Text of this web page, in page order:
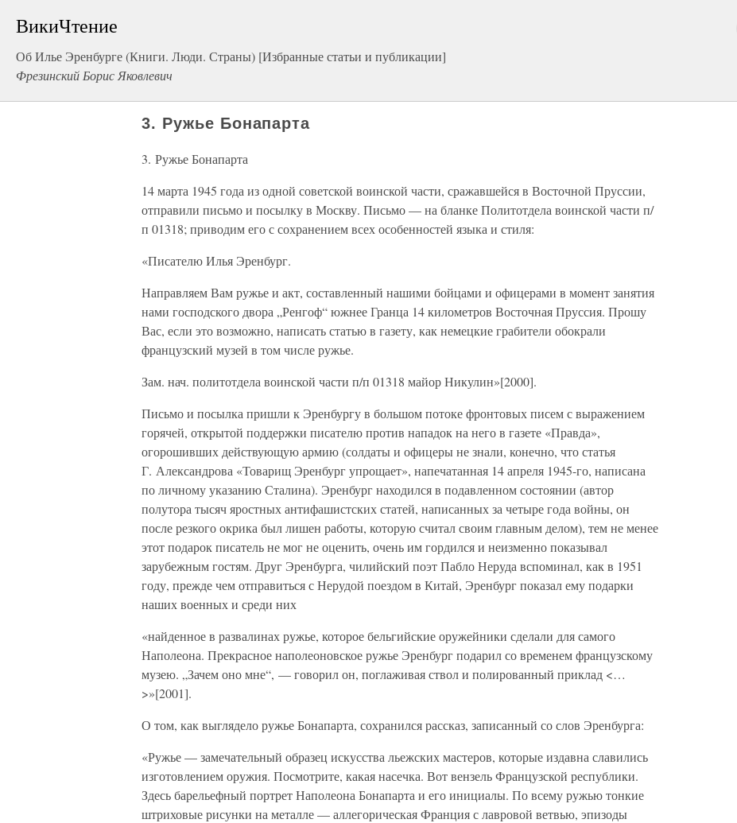
ВикиЧтение
Об Илье Эренбурге (Книги. Люди. Страны) [Избранные статьи и публикации]
Фрезинский Борис Яковлевич
3. Ружье Бонапарта
3. Ружье Бонапарта
14 марта 1945 года из одной советской воинской части, сражавшейся в Восточной Пруссии,
отправили письмо и посылку в Москву. Письмо — на бланке Политотдела воинской части п/
п 01318; приводим его с сохранением всех особенностей языка и стиля:
«Писателю Илья Эренбург.
Направляем Вам ружье и акт, составленный нашими бойцами и офицерами в момент занятия
нами господского двора „Ренгоф“ южнее Гранца 14 километров Восточная Пруссия. Прошу
Вас, если это возможно, написать статью в газету, как немецкие грабители обокрали
французский музей в том числе ружье.
Зам. нач. политотдела воинской части п/п 01318 майор Никулин»[2000].
Письмо и посылка пришли к Эренбургу в большом потоке фронтовых писем с выражением
горячей, открытой поддержки писателю против нападок на него в газете «Правда»,
огорошивших действующую армию (солдаты и офицеры не знали, конечно, что статья
Г. Александрова «Товарищ Эренбург упрощает», напечатанная 14 апреля 1945-го, написана
по личному указанию Сталина). Эренбург находился в подавленном состоянии (автор
полутора тысяч яростных антифашистских статей, написанных за четыре года войны, он
после резкого окрика был лишен работы, которую считал своим главным делом), тем не менее
этот подарок писатель не мог не оценить, очень им гордился и неизменно показывал
зарубежным гостям. Друг Эренбурга, чилийский поэт Пабло Неруда вспоминал, как в 1951
году, прежде чем отправиться с Нерудой поездом в Китай, Эренбург показал ему подарки
наших военных и среди них
«найденное в развалинах ружье, которое бельгийские оружейники сделали для самого
Наполеона. Прекрасное наполеоновское ружье Эренбург подарил со временем французскому
музею. „Зачем оно мне“, — говорил он, поглаживая ствол и полированный приклад <…
>»[2001].
О том, как выглядело ружье Бонапарта, сохранился рассказ, записанный со слов Эренбурга:
«Ружье — замечательный образец искусства льежских мастеров, которые издавна славились
изготовлением оружия. Посмотрите, какая насечка. Вот вензель Французской республики.
Здесь барельефный портрет Наполеона Бонапарта и его инициалы. По всему ружью тонкие
штриховые рисунки на металле — аллегорическая Франция с лавровой ветвью, эпизоды